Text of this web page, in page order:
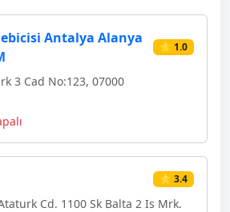
Antalya Alanya
⭐ 1.0
3 Cad No:123, 07000
⭐ 3.4
Cd. 1100 Sk Balta 2 Is Mrk.